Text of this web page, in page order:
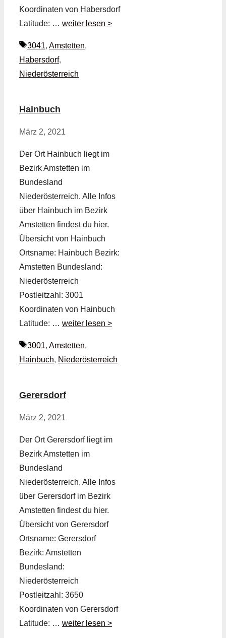
Koordinaten von Habersdorf
Latitude: … weiter lesen >
Schlagwörter
3041, Amstetten,
Habersdorf,
Niederösterreich
Hainbuch
März 2, 2021
Der Ort Hainbuch liegt im
Bezirk Amstetten im
Bundesland
Niederösterreich. Alle Infos
über Hainbuch im Bezirk
Amstetten findest du hier.
Übersicht von Hainbuch
Ortsname: Hainbuch Bezirk:
Amstetten Bundesland:
Niederösterreich
Postleitzahl: 3001
Koordinaten von Hainbuch
Latitude: … weiter lesen >
Schlagwörter
3001, Amstetten,
Hainbuch, Niederösterreich
Gerersdorf
März 2, 2021
Der Ort Gerersdorf liegt im
Bezirk Amstetten im
Bundesland
Niederösterreich. Alle Infos
über Gerersdorf im Bezirk
Amstetten findest du hier.
Übersicht von Gerersdorf
Ortsname: Gerersdorf
Bezirk: Amstetten
Bundesland:
Niederösterreich
Postleitzahl: 3650
Koordinaten von Gerersdorf
Latitude: … weiter lesen >